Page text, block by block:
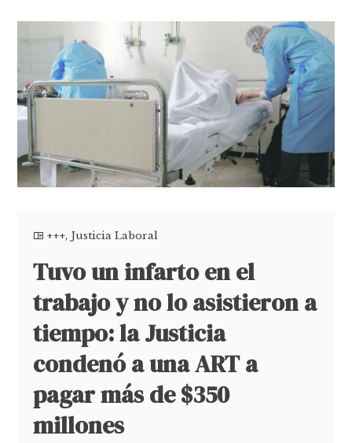
+++, Justicia Laboral
Tuvo un infarto en el
trabajo y no lo asistieron a
tiempo: la Justicia
condenó a una ART a
pagar más de $350
millones